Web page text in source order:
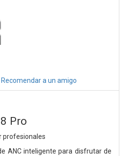
Recomendar a un amigo
Pro
profesionales
ANC inteligente para disfrutar de